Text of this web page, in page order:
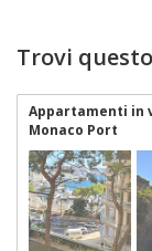
Trovi
Appartamenti in
Monaco Port